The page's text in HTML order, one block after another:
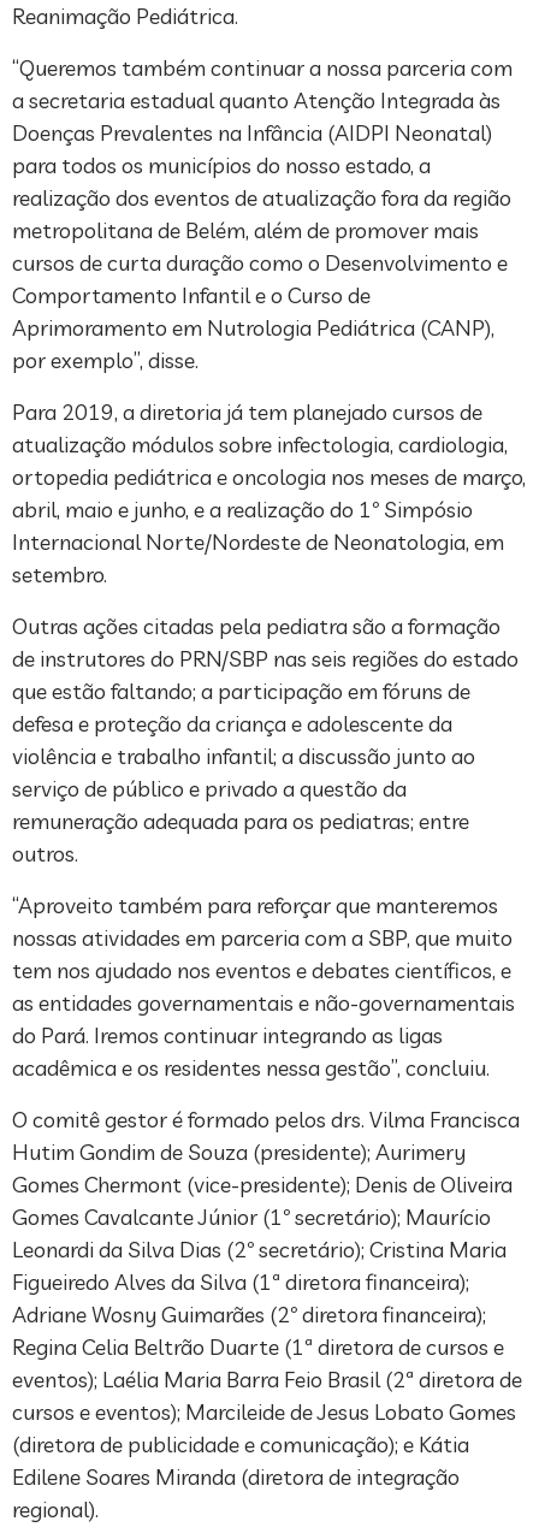
Reanimação Pediátrica.
“Queremos também continuar a nossa parceria com
a secretaria estadual quanto Atenção Integrada às
Doenças Prevalentes na Infância (AIDPI Neonatal)
para todos os municípios do nosso estado, a
realização dos eventos de atualização fora da região
metropolitana de Belém, além de promover mais
cursos de curta duração como o Desenvolvimento e
Comportamento Infantil e o Curso de
Aprimoramento em Nutrologia Pediátrica (CANP),
por exemplo”, disse.
Para 2019, a diretoria já tem planejado cursos de
atualização módulos sobre infectologia, cardiologia,
ortopedia pediátrica e oncologia nos meses de março,
abril, maio e junho, e a realização do 1º Simpósio
Internacional Norte/Nordeste de Neonatologia, em
setembro.
Outras ações citadas pela pediatra são a formação
de instrutores do PRN/SBP nas seis regiões do estado
que estão faltando; a participação em fóruns de
defesa e proteção da criança e adolescente da
violência e trabalho infantil; a discussão junto ao
serviço de público e privado a questão da
remuneração adequada para os pediatras; entre
outros.
“Aproveito também para reforçar que manteremos
nossas atividades em parceria com a SBP, que muito
tem nos ajudado nos eventos e debates científicos, e
as entidades governamentais e não-governamentais
do Pará. Iremos continuar integrando as ligas
acadêmica e os residentes nessa gestão”, concluiu.
O comitê gestor é formado pelos drs. Vilma Francisca
Hutim Gondim de Souza (presidente); Aurimery
Gomes Chermont (vice-presidente); Denis de Oliveira
Gomes Cavalcante Júnior (1º secretário); Maurício
Leonardi da Silva Dias (2º secretário); Cristina Maria
Figueiredo Alves da Silva (1ª diretora financeira);
Adriane Wosny Guimarães (2º diretora financeira);
Regina Celia Beltrão Duarte (1ª diretora de cursos e
eventos); Laélia Maria Barra Feio Brasil (2ª diretora de
cursos e eventos); Marcileide de Jesus Lobato Gomes
(diretora de publicidade e comunicação); e Kátia
Edilene Soares Miranda (diretora de integração
regional).